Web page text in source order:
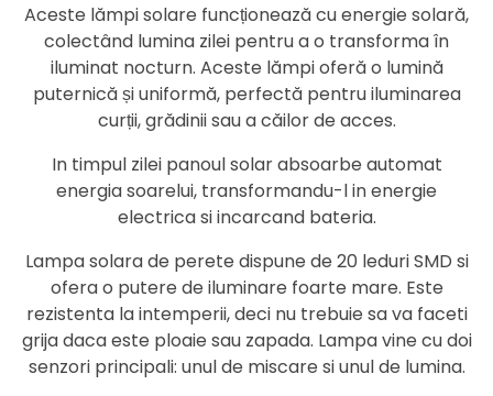
Aceste lămpi solare funcționează cu energie solară,
colectând lumina zilei pentru a o transforma în
iluminat nocturn. Aceste lămpi oferă o lumină
puternică și uniformă, perfectă pentru iluminarea
curții, grădinii sau a căilor de acces.
In timpul zilei panoul solar absoarbe automat
energia soarelui, transformandu-l in energie
electrica si incarcand bateria.
Lampa solara de perete dispune de 20 leduri SMD si
ofera o putere de iluminare foarte mare. Este
rezistenta la intemperii, deci nu trebuie sa va faceti
grija daca este ploaie sau zapada. Lampa vine cu doi
senzori principali: unul de miscare si unul de lumina.